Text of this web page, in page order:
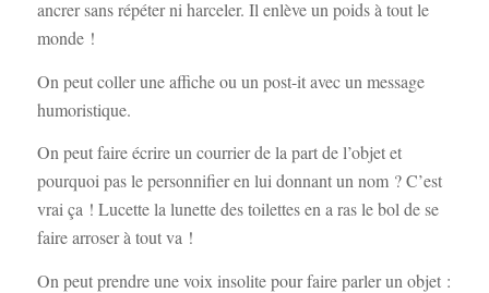
ancrer sans répéter ni harceler. Il enlève un poids à tout le
monde !
On peut coller une affiche ou un post-it avec un message
humoristique.
On peut faire écrire un courrier de la part de l’objet et
pourquoi pas le personnifier en lui donnant un nom ? C’est
vrai ça ! Lucette la lunette des toilettes en a ras le bol de se
faire arroser à tout va !
On peut prendre une voix insolite pour faire parler un objet :